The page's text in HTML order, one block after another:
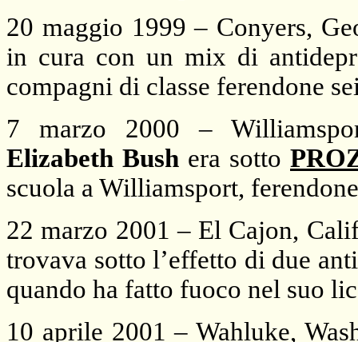
20 maggio 1999 – Conyers,
in cura con un mix di
compagni di classe ferendone
7 marzo 2000 –
Elizabeth Bush era sotto
scuola a Williamsport,
22 marzo 2001 – El Cajon,
trovava sotto l’effetto di due
quando ha fatto fuoco nel suo
10 aprile 2001 – Wahluke,